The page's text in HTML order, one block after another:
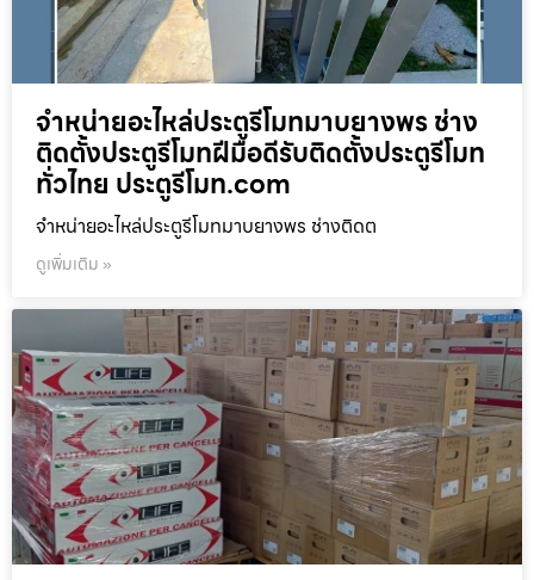
จำหน่ายอะไหล่ประตูรีโมทมาบยางพร ช่าง
ติดตั้งประตูรีโมทฝีมือดีรับติดตั้งประตูรีโมท
ทั่วไทย ประตูรีโมท.com
จำหน่ายอะไหล่ประตูรีโมทมาบยางพร ช่างติดต
ดูเพิ่มเติม »